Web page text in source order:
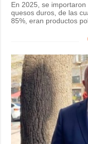
En 2025, se
quesos duros, de las
85%, eran productos